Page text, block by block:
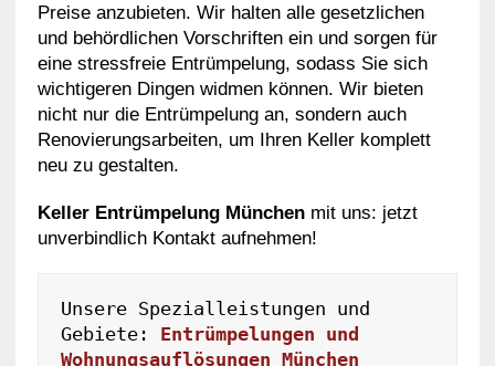
Preise anzubieten. Wir halten alle gesetzlichen
und behördlichen Vorschriften ein und sorgen für
eine stressfreie Entrümpelung, sodass Sie sich
wichtigeren Dingen widmen können. Wir bieten
nicht nur die Entrümpelung an, sondern auch
Renovierungsarbeiten, um Ihren Keller komplett
neu zu gestalten.
Keller Entrümpelung Münchenmit uns: jetzt
unverbindlich Kontakt aufnehmen!
Unsere Spezialleistungen und
Gebiete: Entrümpelungen und
Wohnungsauflösungen München